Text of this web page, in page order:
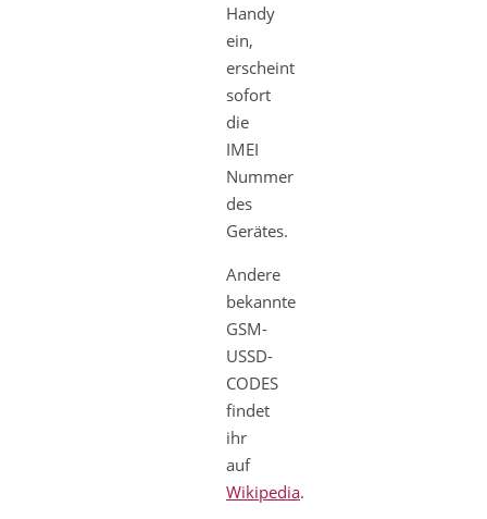
Handy
ein,
erscheint
sofort
die
IMEI
Nummer
des
Gerätes.
Andere
bekannte
GSM-
USSD-
CODES
findet
ihr
auf
Wikipedia.